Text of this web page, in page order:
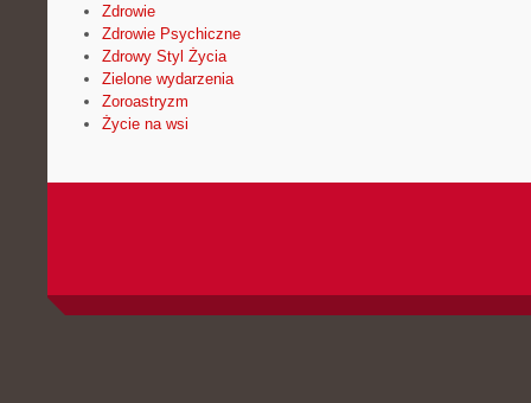
Zdrowie
Zdrowie Psychiczne
Zdrowy Styl Życia
Zielone wydarzenia
Zoroastryzm
Życie na wsi